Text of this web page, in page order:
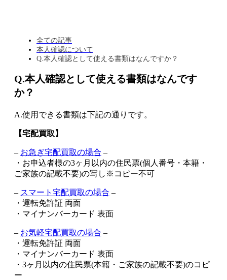
全ての記事
本人確認について
Q.本人確認として使える書類はなんですか？
Q.本人確認として使える書類はなんです
か？
A.使用できる書類は下記の通りです。
【宅配買取】
– お急ぎ宅配買取の場合 –
・お申込者様の3ヶ月以内の住民票(個人番号・本籍・
ご家族の記載不要)の写し※コピー不可
– スマート宅配買取の場合 –
・運転免許証 両面
・マイナンバーカード 表面
– お気軽宅配買取の場合 –
・運転免許証 両面
・マイナンバーカード 表面
・3ヶ月以内の住民票(本籍・ご家族の記載不要)のコピ
ー